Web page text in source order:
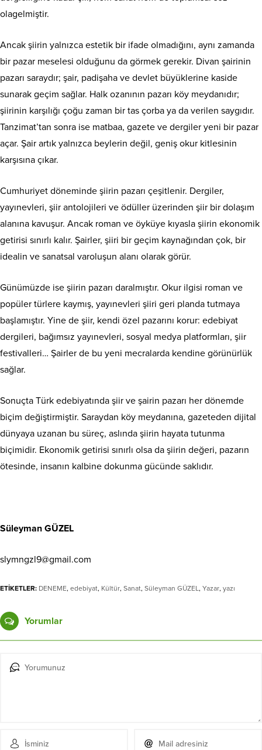
olagelmiştir.
Ancak şiirin yalnızca estetik bir ifade olmadığını, aynı zamanda
bir pazar meselesi olduğunu da görmek gerekir. Divan şairinin
pazarı saraydır; şair, padişaha ve devlet büyüklerine kaside
sunarak geçim sağlar. Halk ozanının pazarı köy meydanıdır;
şiirinin karşılığı çoğu zaman bir tas çorba ya da verilen saygıdır.
Tanzimat’tan sonra ise matbaa, gazete ve dergiler yeni bir pazar
açar. Şair artık yalnızca beylerin değil, geniş okur kitlesinin
karşısına çıkar.
Cumhuriyet döneminde şiirin pazarı çeşitlenir. Dergiler,
yayınevleri, şiir antolojileri ve ödüller üzerinden şiir bir dolaşım
alanına kavuşur. Ancak roman ve öyküye kıyasla şiirin ekonomik
getirisi sınırlı kalır. Şairler, şiiri bir geçim kaynağından çok, bir
idealin ve sanatsal varoluşun alanı olarak görür.
Günümüzde ise şiirin pazarı daralmıştır. Okur ilgisi roman ve
popüler türlere kaymış, yayınevleri şiiri geri planda tutmaya
başlamıştır. Yine de şiir, kendi özel pazarını korur: edebiyat
dergileri, bağımsız yayınevleri, sosyal medya platformları, şiir
festivalleri… Şairler de bu yeni mecralarda kendine görünürlük
sağlar.
Sonuçta Türk edebiyatında şiir ve şairin pazarı her dönemde
biçim değiştirmiştir. Saraydan köy meydanına, gazeteden dijital
dünyaya uzanan bu süreç, aslında şiirin hayata tutunma
biçimidir. Ekonomik getirisi sınırlı olsa da şiirin değeri, pazarın
ötesinde, insanın kalbine dokunma gücünde saklıdır.
Süleyman GÜZEL
slymngzl9@gmail.com
ETİKETLER: DENEME, edebiyat, Kültür, Sanat, Süleyman GÜZEL, Yazar, yazı
Yorumlar